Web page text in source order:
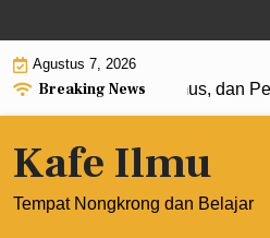
to
contentAgustus 7, 2026
Breaking News
Pengertian, Rumus, dan
Kafe Ilmu
Tempat Nongkrong dan Belajar